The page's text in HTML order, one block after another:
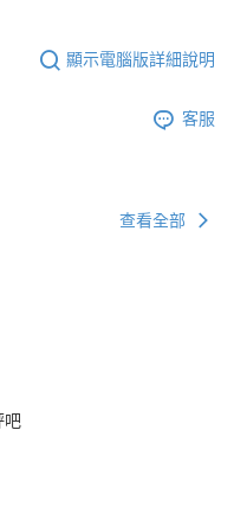
顯示電腦版詳細說明
客服
查看全部
吧